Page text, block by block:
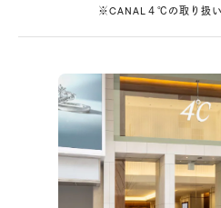
#ペア #ダイヤモ
#エタニティ #くまのプーさん
※CANAL４℃の取り扱い